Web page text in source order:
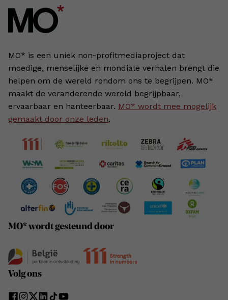
MO* is een uniek non-profitmediaproject dat
moedige, menselijke en mondiale verhalen brengt die
helpen om de wereld rondom ons te begrijpen. MO*
maakt de veranderende wereld begrijpbaar,
ervaarbaar en hanteerbaar. MO* wordt mee mogelijk
gemaakt door onze leden.
MO* wordt gesteund door
Volg ons